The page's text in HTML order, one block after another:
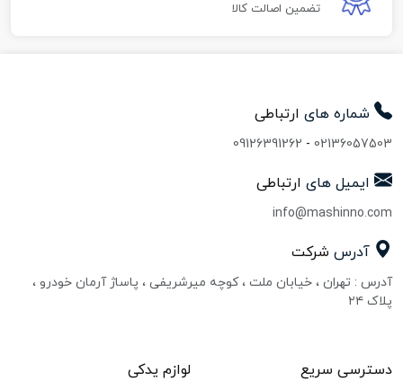
تضمین اصالت کالا
شماره های ارتباطی
02136057503
-
09126391262
ایمیل های ارتباطی
info@mashinno.com
آدرس شرکت
آدرس : تهران ، خیابان ملت ، کوچه میرشریفی ، پاساژ آرمان خودرو ،
پلاک ۲۴
دسترسی سریع لوازم یدکی